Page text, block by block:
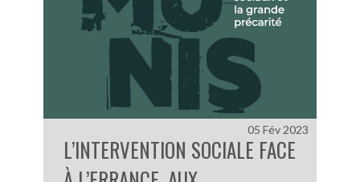
L’INTERVENTION SOCIALE FACE
05 Fév 2023